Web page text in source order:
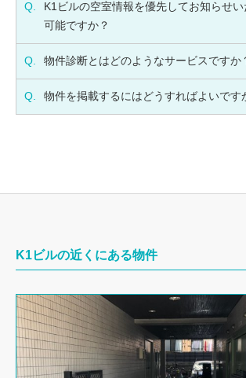
Q.
K1ビルの空室情報を優先してお知らせ
可能ですか？
Q. 物件診断とはどのようなサービスですか
Q. 物件を掲載するにはどうすればよいです
K1ビルの近くにある物件